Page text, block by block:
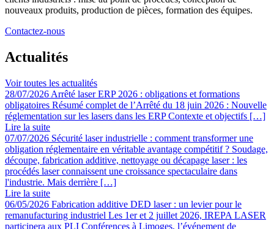
nouveaux produits, production de pièces, formation des équipes.
Contactez-nous
Actualités
Voir toutes les actualités
28/07/2026 Arrêté laser ERP 2026 : obligations et formations
obligatoires Résumé complet de l’Arrêté du 18 juin 2026 : Nouvelle
réglementation sur les lasers dans les ERP Contexte et objectifs […]
Lire la suite
07/07/2026 Sécurité laser industrielle : comment transformer une
obligation réglementaire en véritable avantage compétitif ? Soudage,
découpe, fabrication additive, nettoyage ou décapage laser : les
procédés laser connaissent une croissance spectaculaire dans
l'industrie. Mais derrière […]
Lire la suite
06/05/2026 Fabrication additive DED laser : un levier pour le
remanufacturing industriel Les 1er et 2 juillet 2026, IREPA LASER
participera aux PLI Conférences à Limoges, l’événement de